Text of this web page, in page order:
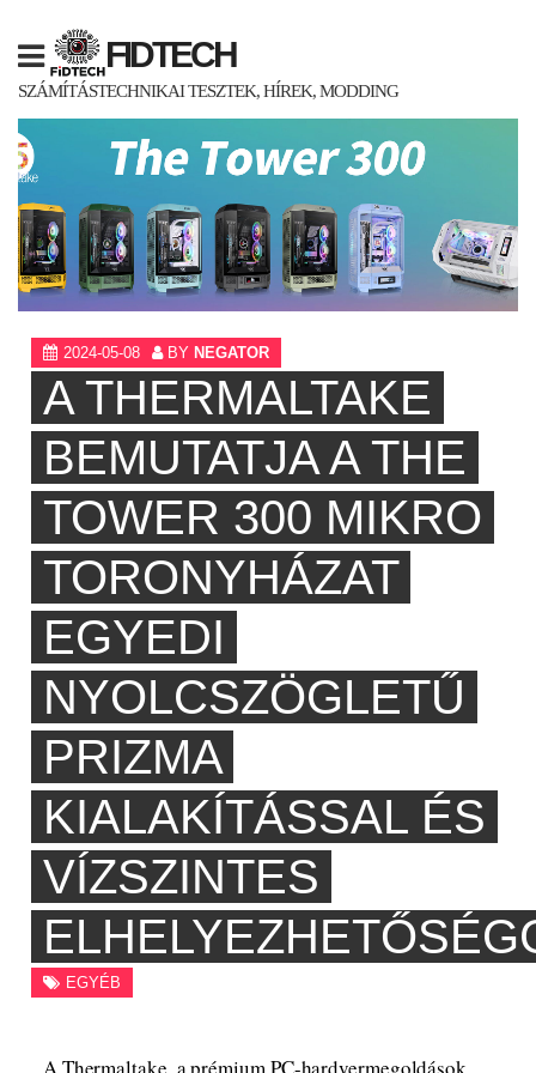
content
FIDTECH
SZÁMÍTÁSTECHNIKAI TESZTEK, HÍREK, MODDING
2024-05-08 BY NEGATOR
A THERMALTAKE
BEMUTATJA A THE
TOWER 300 MIKRO
TORONYHÁZAT
EGYEDI
NYOLCSZÖGLETŰ
PRIZMA
KIALAKÍTÁSSAL ÉS
VÍZSZINTES
EGYÉB